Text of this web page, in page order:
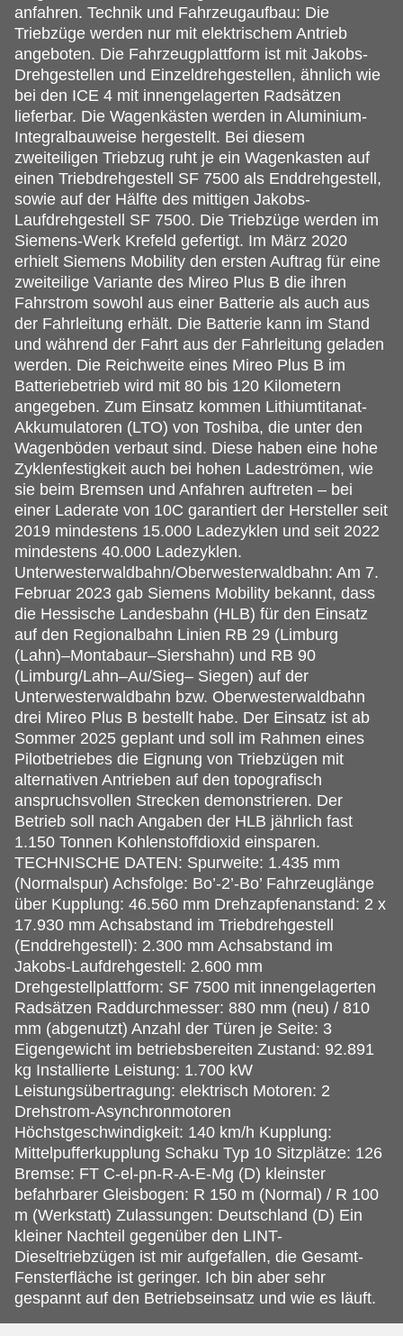
anfahren. Technik und Fahrzeugaufbau: Die
Triebzüge werden nur mit elektrischem Antrieb
angeboten. Die Fahrzeugplattform ist mit Jakobs-
Drehgestellen und Einzeldrehgestellen, ähnlich wie
bei den ICE 4 mit innengelagerten Radsätzen
lieferbar. Die Wagenkästen werden in Aluminium-
Integralbauweise hergestellt. Bei diesem
zweiteiligen Triebzug ruht je ein Wagenkasten auf
einen Triebdrehgestell SF 7500 als Enddrehgestell,
sowie auf der Hälfte des mittigen Jakobs-
Laufdrehgestell SF 7500. Die Triebzüge werden im
Siemens-Werk Krefeld gefertigt. Im März 2020
erhielt Siemens Mobility den ersten Auftrag für eine
zweiteilige Variante des Mireo Plus B die ihren
Fahrstrom sowohl aus einer Batterie als auch aus
der Fahrleitung erhält. Die Batterie kann im Stand
und während der Fahrt aus der Fahrleitung geladen
werden. Die Reichweite eines Mireo Plus B im
Batteriebetrieb wird mit 80 bis 120 Kilometern
angegeben. Zum Einsatz kommen Lithiumtitanat-
Akkumulatoren (LTO) von Toshiba, die unter den
Wagenböden verbaut sind. Diese haben eine hohe
Zyklenfestigkeit auch bei hohen Ladeströmen, wie
sie beim Bremsen und Anfahren auftreten – bei
einer Laderate von 10C garantiert der Hersteller seit
2019 mindestens 15.000 Ladezyklen und seit 2022
mindestens 40.000 Ladezyklen.
Unterwesterwaldbahn/Oberwesterwaldbahn: Am 7.
Februar 2023 gab Siemens Mobility bekannt, dass
die Hessische Landesbahn (HLB) für den Einsatz
auf den Regionalbahn Linien RB 29 (Limburg
(Lahn)–Montabaur–Siershahn) und RB 90
(Limburg/Lahn–Au/Sieg– Siegen) auf der
Unterwesterwaldbahn bzw. Oberwesterwaldbahn
drei Mireo Plus B bestellt habe. Der Einsatz ist ab
Sommer 2025 geplant und soll im Rahmen eines
Pilotbetriebes die Eignung von Triebzügen mit
alternativen Antrieben auf den topografisch
anspruchsvollen Strecken demonstrieren. Der
Betrieb soll nach Angaben der HLB jährlich fast
1.150 Tonnen Kohlenstoffdioxid einsparen.
TECHNISCHE DATEN: Spurweite: 1.435 mm
(Normalspur) Achsfolge: Bo’-2’-Bo’ Fahrzeuglänge
über Kupplung: 46.560 mm Drehzapfenanstand: 2 x
17.930 mm Achsabstand im Triebdrehgestell
(Enddrehgestell): 2.300 mm Achsabstand im
Jakobs-Laufdrehgestell: 2.600 mm
Drehgestellplattform: SF 7500 mit innengelagerten
Radsätzen Raddurchmesser: 880 mm (neu) / 810
mm (abgenutzt) Anzahl der Türen je Seite: 3
Eigengewicht im betriebsbereiten Zustand: 92.891
kg Installierte Leistung: 1.700 kW
Leistungsübertragung: elektrisch Motoren: 2
Drehstrom-Asynchronmotoren
Höchstgeschwindigkeit: 140 km/h Kupplung:
Mittelpufferkupplung Schaku Typ 10 Sitzplätze: 126
Bremse: FT C-el-pn-R-A-E-Mg (D) kleinster
befahrbarer Gleisbogen: R 150 m (Normal) / R 100
m (Werkstatt) Zulassungen: Deutschland (D) Ein
kleiner Nachteil gegenüber den LINT-
Dieseltriebzügen ist mir aufgefallen, die Gesamt-
Fensterfläche ist geringer. Ich bin aber sehr
gespannt auf den Betriebseinsatz und wie es läuft.